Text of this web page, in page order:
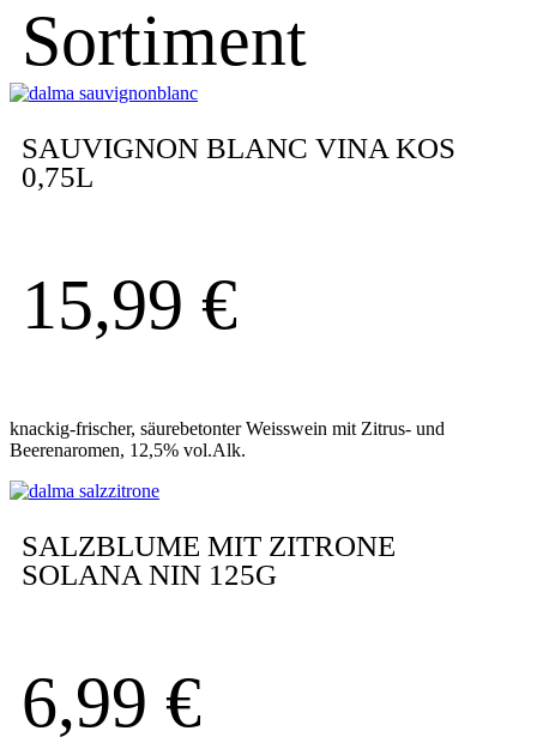
Sortiment
SAUVIGNON BLANC VINA KOS
0,75L
15,99 €
knackig-frischer, säurebetonter Weisswein mit Zitrus- und
Beerenaromen, 12,5% vol.Alk.
SALZBLUME MIT ZITRONE
SOLANA NIN 125G
6,99 €